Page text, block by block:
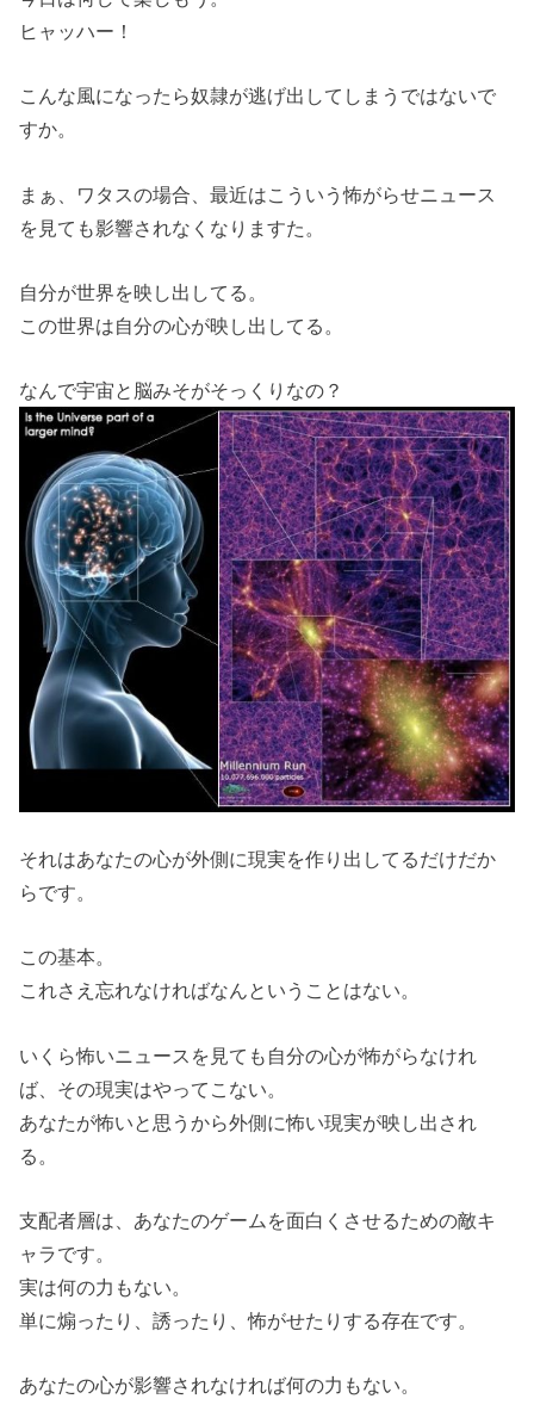
ヒャッハー！
こんな風になったら奴隷が逃げ出してしまうではないで
すか。
まぁ、ワタスの場合、最近はこういう怖がらせニュース
を見ても影響されなくなりますた。
自分が世界を映し出してる。
この世界は自分の心が映し出してる。
なんで宇宙と脳みそがそっくりなの？
それはあなたの心が外側に現実を作り出してるだけだか
らです。
この基本。
これさえ忘れなければなんということはない。
いくら怖いニュースを見ても自分の心が怖がらなけれ
ば、その現実はやってこない。
あなたが怖いと思うから外側に怖い現実が映し出され
る。
支配者層は、あなたのゲームを面白くさせるための敵キ
ャラです。
実は何の力もない。
単に煽ったり、誘ったり、怖がせたりする存在です。
あなたの心が影響されなければ何の力もない。